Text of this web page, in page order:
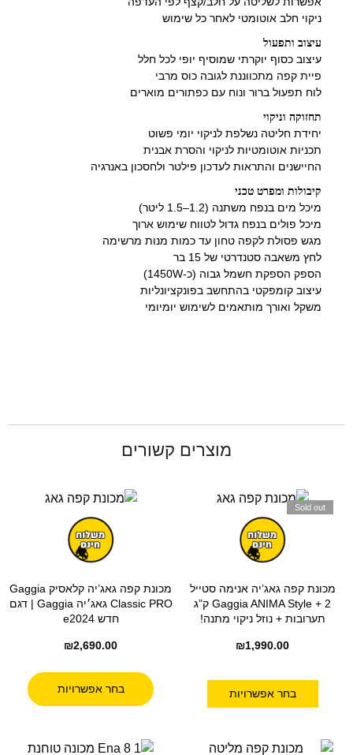
ניקוי חלב אוטומטי לאחר כל שימוש
עיצוב ותפעול
עיצוב כסוף יוקרתי שמוסיף יופי לכל חלל
פיית קפה מתכווננת לגובה כוס מרבי
לוח תפעול ברור ונוח עם כפתורים מוארים
תחזוקה וניקוי
יחידת חליטה נשלפת לניקוי יומי פשוט
תכניות אוטומטיות לניקוי והסרת אבנית
החיישנים והתראות לעדכון פילטר ולחסכון באנרגיה
קיבולות ומפרט טכני
מיכל מים בנפח משתנה (1.2–1.5 ליטר)
מיכל פולים בנפח גדול לטווח שימוש ארוך
מגש פסולת לקפה טחון עד כמות מנות מרשימה
לחץ משאבה סטנדרטי של 15 בר
הספק הספקת חשמל גבוה (כ-1450W)
עיצוב קומפקטי בהתחשב בפונקציונליות
משקל ואורך מותאמים לשימוש יומיומי
מוצרים קשורים
Sold out
מכונת קפה גאג’יה אנימה סטייל
Gaggia ANIMA Style + 2 ק”ג
תערובות + נוזל ניקוי מתנה!
₪1,990.00
בחר אפשרויות
מכונת קפה גאג’יה קלאסיק Gaggia
Classic PRO גאג׳יה Gaggia | דגם
חדש e2024
₪2,690.00
בחר אפשרויות